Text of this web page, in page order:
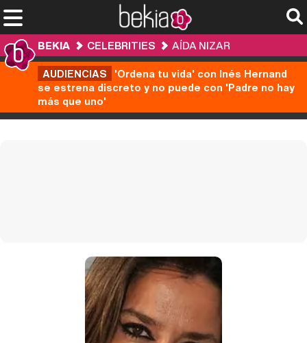
BEKIA CELEBRITIES
AÍDA NIZAR
AUDIENCIAS 'Ordena tu vida' con Inés Hernand
se estrena discreto y no puede con 'Padre no hay
más que uno'